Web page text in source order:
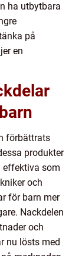
ha utbytbara
på
en
förbättrats
produkter
effektiva som
och
för barn mer
Nackdelen
och
nu lösts med